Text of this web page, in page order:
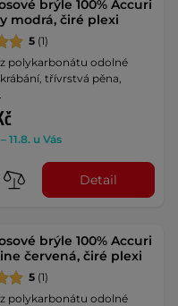
brýle 100% Accuri
modrá, čiré plexi
5 (1)
polykarbonátu odolné
třívrstvá pěna,
11.8. u Vás
Detail
brýle 100% Accuri
červená, čiré plexi
5 (1)
polykarbonátu odolné